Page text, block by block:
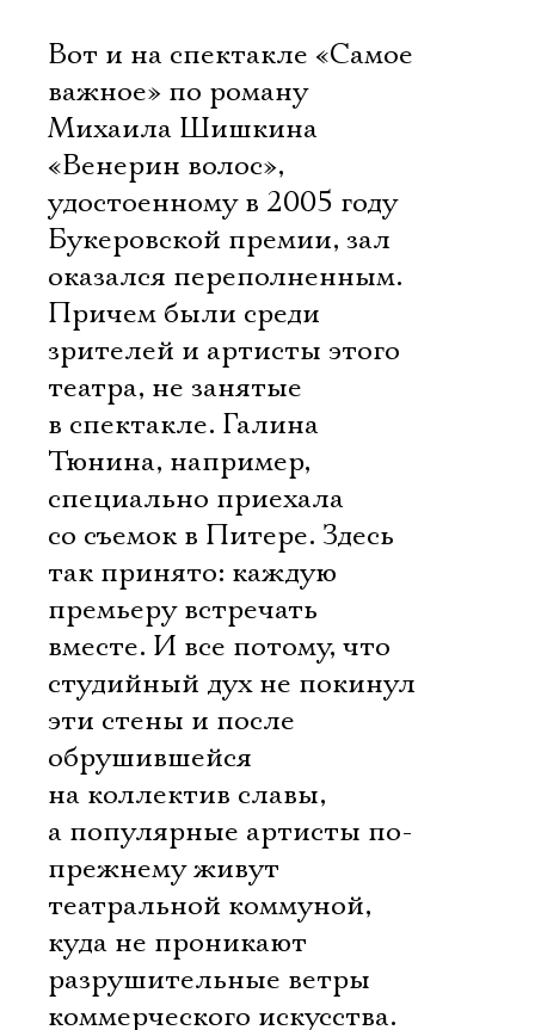
Вот и на спектакле «Самое
важное» по роману
Михаила Шишкина
«Венерин волос»,
удостоенному в 2005 году
Букеровской премии, зал
оказался переполненным.
Причем были среди
зрителей и артисты этого
театра, не занятые
в спектакле. Галина
Тюнина, например,
специально приехала
со съемок в Питере. Здесь
так принято: каждую
премьеру встречать
вместе. И все потому, что
студийный дух не покинул
эти стены и после
обрушившейся
на коллектив славы,
а популярные артисты по-
прежнему живут
театральной коммуной,
куда не проникают
разрушительные ветры
коммерческого искусства.